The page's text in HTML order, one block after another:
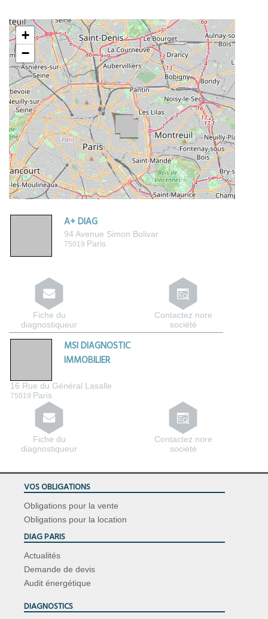
+
−
A+ DIAG
94 Avenue Simon Bolivar
75019 Paris
Contactez nore
société
Fiche du
diagnostiqueur
MSI DIAGNOSTIC
IMMOBILIER
16 Rue du Général Lasalle
75019 Paris
Contactez nore
société
Fiche du
diagnostiqueur
VOS OBLIGATIONS
Obligations pour la vente
Obligations pour la location
DIAG PARIS
Actualités
Demande de devis
Audit énergétique
DIAGNOSTICS